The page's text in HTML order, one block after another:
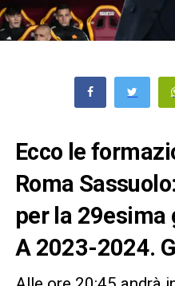
Ecco le
Roma
per la 29esima
A 2023-2024.